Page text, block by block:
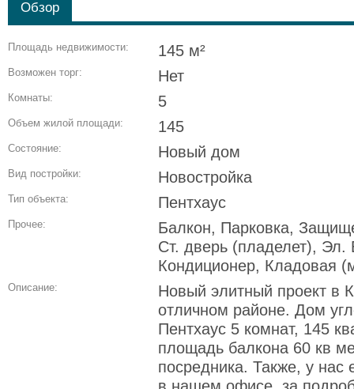
Обзор
Площадь недвижимости: 145 м²
Возможен торг: Нет
Комнаты: 5
Объем жилой площади: 145
Состояние: Новый дом
Вид постройки: Новостройка
Тип объекта: Пентхаус
Прочее:
Балкон, Парковка,
Ст. дверь (пладелет), Эл.
Кондиционер, Кладовая
Описание:
Новый элитный проект в
отличном районе. Дом
Пентхаус 5 комнат, 145
площадь балкона 60 кв
посредника. Также, у нас